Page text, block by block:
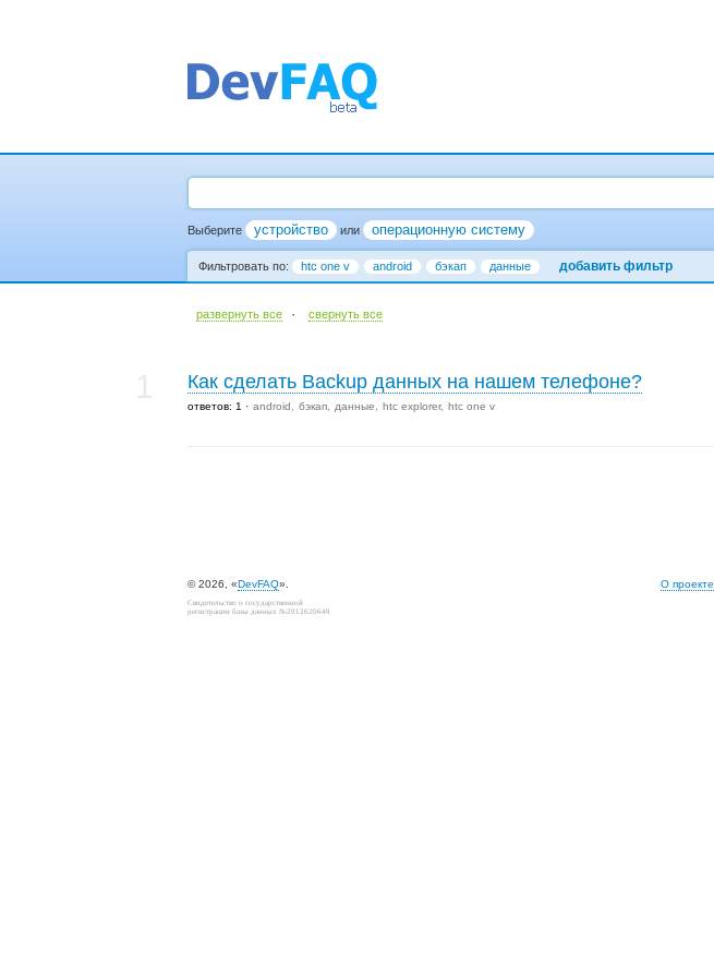
Выберите устройство или операционную систему
Фильтровать по: htc one v android бэкап данные добавить фильтр
развернуть все · cвернуть все
Как сделать Backup данных на нашем телефоне?
ответов: 1 android бэкап данные htc explorer htc one v
© 2026, «DevFAQ». О проекте
Свидетельство о государственной
регистрации базы данных №2012620649.